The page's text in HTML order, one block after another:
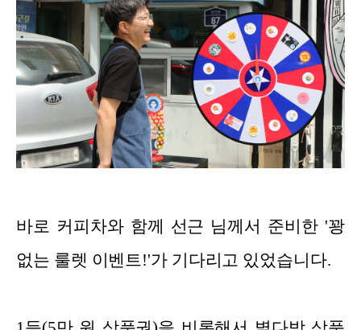
바로 커피차와 함께 선근 님께서 준비한 '꽝
없는 룰렛 이벤트!'가 기다리고 있었습니다.